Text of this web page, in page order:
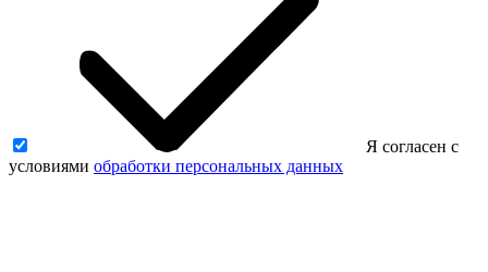
Я согласен с
условиями обработки персональных данных